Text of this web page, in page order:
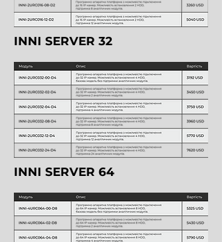
INNI SERVER 32
INNI SERVER 64